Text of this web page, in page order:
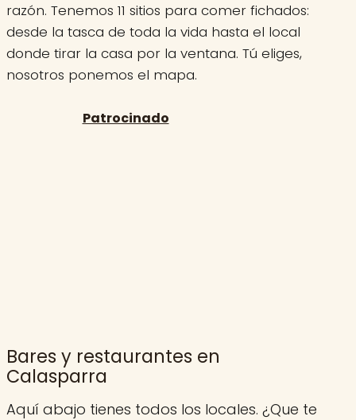
razón. Tenemos 11 sitios para comer fichados:
desde la tasca de toda la vida hasta el local
donde tirar la casa por la ventana. Tú eliges,
nosotros ponemos el mapa.
Bares y restaurantes en
Calasparra
Aquí abajo tienes todos los locales. ¿Que te